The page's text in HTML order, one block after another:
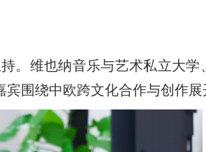
。维也纳音乐与艺术私立大
围绕中欧跨文化合作与创作展